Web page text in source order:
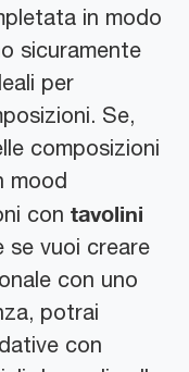
in modo
sicuramente
per
Se,
composizioni
mood
con tavolini
se vuoi creare
con uno
potrai
con